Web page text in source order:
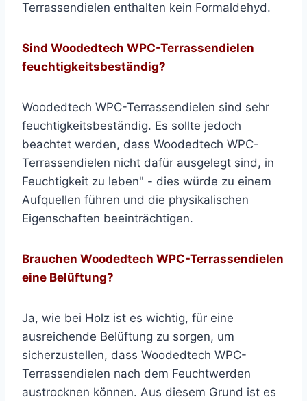
Terrassendielen enthalten kein Formaldehyd.
Sind Woodedtech WPC-Terrassendielen
feuchtigkeitsbeständig?
Woodedtech WPC-Terrassendielen sind sehr
feuchtigkeitsbeständig. Es sollte jedoch
beachtet werden, dass Woodedtech WPC-
Terrassendielen nicht dafür ausgelegt sind, in
Feuchtigkeit zu leben" - dies würde zu einem
Aufquellen führen und die physikalischen
Eigenschaften beeinträchtigen.
Brauchen Woodedtech WPC-Terrassendielen
eine Belüftung?
Ja, wie bei Holz ist es wichtig, für eine
ausreichende Belüftung zu sorgen, um
sicherzustellen, dass Woodedtech WPC-
Terrassendielen nach dem Feuchtwerden
austrocknen können. Aus diesem Grund ist es